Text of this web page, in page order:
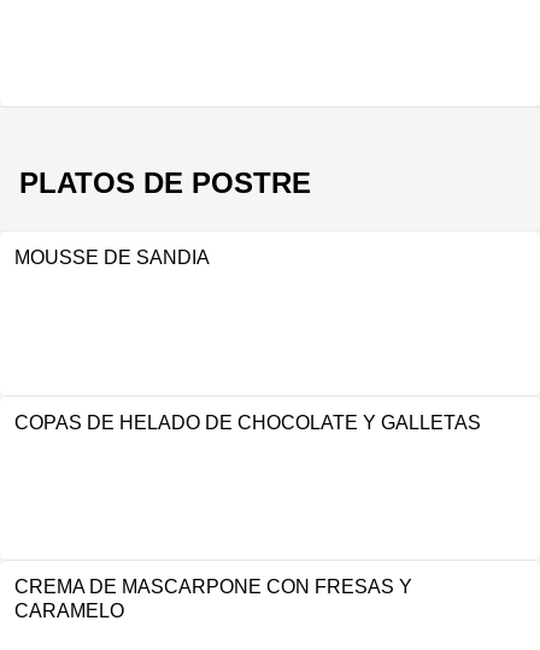
PLATOS DE POSTRE
MOUSSE DE SANDIA
COPAS DE HELADO DE CHOCOLATE Y GALLETAS
CREMA DE MASCARPONE CON FRESAS Y
CARAMELO